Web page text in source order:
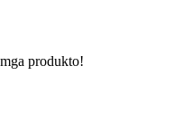
produkto!